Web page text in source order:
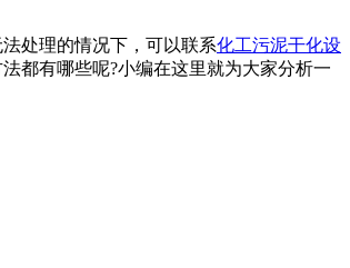
处理的情况下，可以联系化工污泥干化设
都有哪些呢?小编在这里就为大家分析一